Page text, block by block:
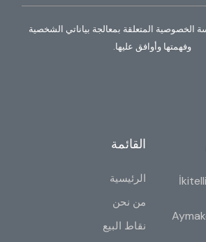
الخصوصية المتعلقة بمعالجة بياناتي الشخصية
وفهمتها وأوافق عليها.
القائمة
الرئيسية
من نحن
نقاط البيع